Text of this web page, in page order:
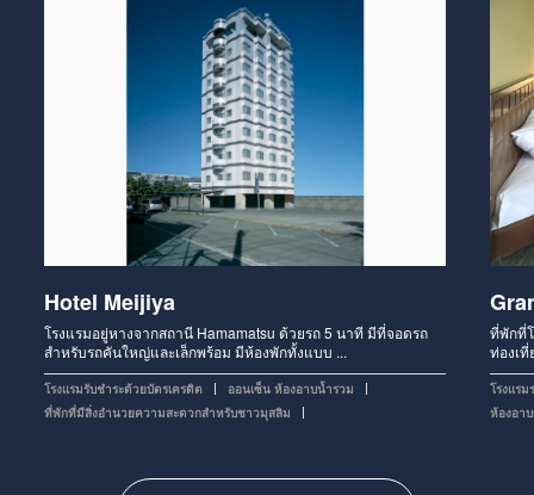
Hotel Meijiya
โรงแรมอยู่หางจากสถานี Hamamatsu ด้วยรถ 5 นาที มีที่จอดรถ
สำหรับรถคันใหญ่และเล็กพร้อม มีห้องพักทั้งแบบ ...
โรงแรมรับชำระด้วยบัตรเครดิต
ออนเซ็น ห้องอาบน้ำรวม
ที่พักที่มีสิ่งอำนวยความสะดวกสำหรับชาวมุสลิม
ที่พักที่
ท่องเ
โรงแรม
ห้องอา